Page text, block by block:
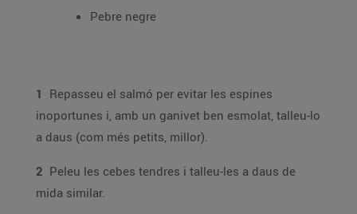
Pebre negre
1 Repasseu el salmó per evitar les espines
inoportunes i, amb un ganivet ben esmolat, talleu-lo
a daus (com més petits, millor).
2 Peleu les cebes tendres i talleu-les a daus de
mida similar.